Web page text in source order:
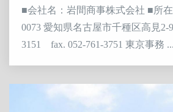
■会社名：岩間商事株式会社 ■所
0073 愛知県名古屋市千種区高見2-
3151 fax. 052-761-3751 東京事務